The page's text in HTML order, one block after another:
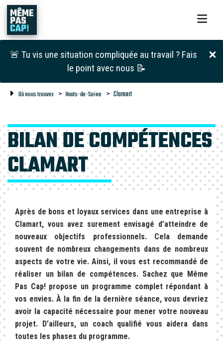
🚨 Tu vis une situation compliquée au travail ? Fais
le point avec nous 📝
Où nous trouver Hauts-de-Seine Clamart
BILAN DE COMPÉTENCES
CLAMART
Après de bons et loyaux services dans une entreprise à
Clamart, vous avez surement envisagé d’atteindre de
nouveaux objectifs professionnels. Cela demande
souvent de nombreux changements dans de nombreux
aspects de votre vie. Ainsi, il vous est recommandé de
réaliser un bilan de compétences. Sachez que Même
Pas Cap! propose un programme complet répondant à
vos envies. À la fin de la dernière séance, vous devriez
avoir la capacité nécessaire pour mener votre nouveau
projet. D’ailleurs, un coach qualifié vous aidera dans
toutes les phases du programme.